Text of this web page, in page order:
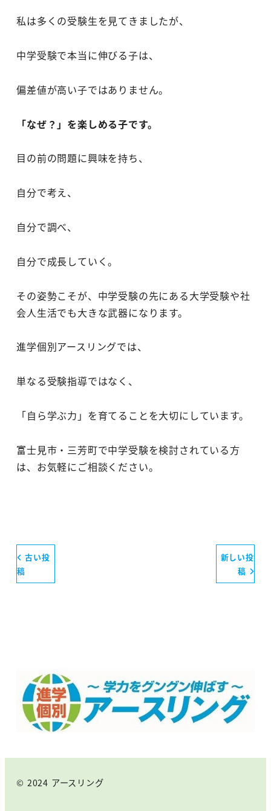
私は多くの受験生を見てきましたが、
中学受験で本当に伸びる子は、
偏差値が高い子ではありません。
「なぜ？」を楽しめる子です。
目の前の問題に興味を持ち、
自分で考え、
自分で調べ、
自分で成長していく。
その姿勢こそが、中学受験の先にある大学受験や社
会人生活でも大きな武器になります。
進学個別アースリングでは、
単なる受験指導ではなく、
「自ら学ぶ力」を育てることを大切にしています。
富士見市・三芳町で中学受験を検討されている方
は、お気軽にご相談ください。
古い投
稿
新しい投
稿
© 2024 アースリング